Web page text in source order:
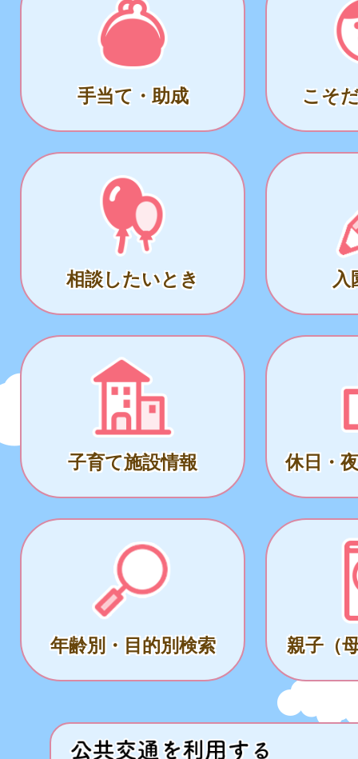
手当て・助成 こそ
相談したいとき 入
子育て施設情報 休日・
年齢別・目的別検索 親子（